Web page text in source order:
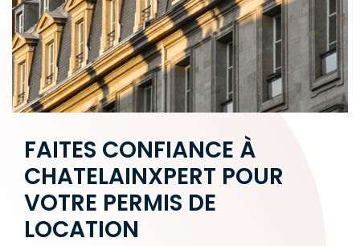
FAITES CONFIANCE À
CHATELAINXPERT POUR
VOTRE PERMIS DE
LOCATION